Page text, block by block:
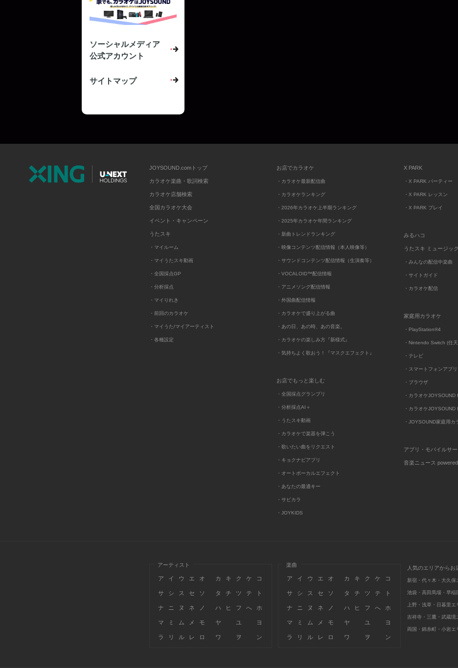
ソーシャルメディア
公式アカウント
サイトマップ
JOYSOUND.comトップ
カラオケ楽曲・歌詞検索
カラオケ店舗検索
全国カラオケ大会
イベント・キャンペーン
うたスキ
・マイルーム
・マイうたスキ動画
・全国採点GP
・分析採点
・マイりれき
・前回のカラオケ
・マイうた/マイアーティスト
・各種設定
お店でカラオケ
・カラオケ最新配信曲
・カラオケランキング
・2026年カラオケ上半期ランキング
・2025年カラオケ年間ランキング
・新曲トレンドランキング
・映像コンテンツ配信情報（本人映像等）
・サウンドコンテンツ配信情報（生演奏等）
・VOCALOID™配信情報
・アニメソング配信情報
・外国曲配信情報
・カラオケで盛り上がる曲
・あの日、あの時、あの音楽。
・カラオケの楽しみ方『新様式』
・気持ちよく歌おう！『マスクエフェクト』
お店でもっと楽しむ
・全国採点グランプリ
・分析採点AI＋
・うたスキ動画
・カラオケで楽器を弾こう
・歌いたい曲をリクエスト
・キョクナビアプリ
・オートボーカルエフェクト
・あなたの最適キー
・サビカラ
・JOYKIDS
X PARK
・X PARK パーティー
・X PARK レッスン
・X PARK プレイ
みるハコ
うたスキ ミュージッ
・みんなの配信中楽曲
・サイトガイド
・カラオケ配信
家庭用カラオケ
・PlayStation®4
・Nintendo Switch (任
・テレビ
・スマートフォンアプリ
・ブラウザ
・カラオケ
・カラオケ
・JOYSOUND家庭用カ
アプリ・モバイルサ
音楽ニュース
アーティスト
ア イ ウ エ オ カ キ ク ケ コ
サ シ ス セ ソ タ チ ツ テ ト
ナ ニ ヌ ネ ノ ハ ヒ フ へ ホ
マ ミ ム メ モ ヤ ユ ヨ
ラ リ ル レ ロ ワ ヲ ン
楽曲
ア イ ウ エ オ カ キ ク ケ コ
サ シ ス セ ソ タ チ ツ テ ト
ナ ニ ヌ ネ ノ ハ ヒ フ へ ホ
マ ミ ム メ モ ヤ ユ ヨ
ラ リ ル レ ロ ワ ヲ ン
人気のエリアからお
新宿・代々木・大久保
池袋・高田馬場・早稲
上野・浅草・日暮里エ
吉祥寺・三鷹・武蔵境
両国・錦糸町・小岩エ